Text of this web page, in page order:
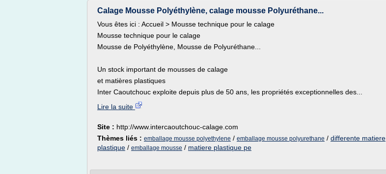
Calage Mousse Polyéthylène, calage mousse Polyuréthane...
Vous êtes ici : Accueil > Mousse technique pour le calage
Mousse technique pour le calage
Mousse de Polyéthylène, Mousse de Polyuréthane...
Un stock important de mousses de calage
et matières plastiques
Inter Caoutchouc exploite depuis plus de 50 ans, les propriétés exceptionnelles des...
Lire la suite
Site : http://www.intercaoutchouc-calage.com
Thèmes liés : emballage mousse polyethylene / emballage mousse polyurethane / differente matiere
plastique / emballage mousse / matiere plastique pe